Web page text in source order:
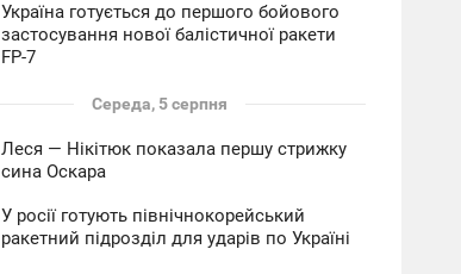
Україна готується до першого бойового
застосування нової балістичної ракети
FP-7
Середа, 5 серпня
Леся — Нікітюк показала першу стрижку
сина Оскара
У росії готують північнокорейський
ракетний підрозділ для ударів по Україні